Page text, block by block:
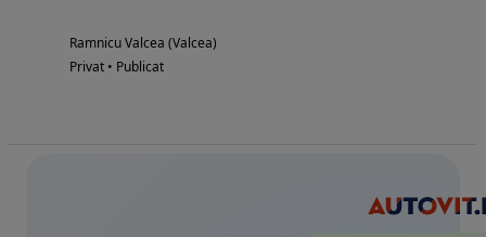
Ramnicu Valcea (Valcea)
Privat • Publicat